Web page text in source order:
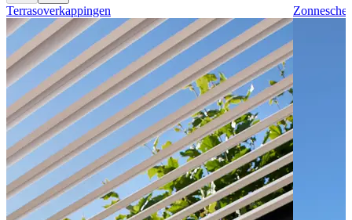
Terrasoverkappingen